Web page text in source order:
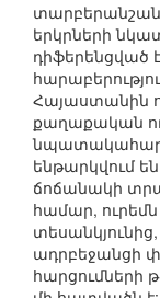
երկրների
դիֆերենցված
Հայաստանին
քաղաքական
ենթարկվում
ճոճանակի
համար,
ադրբեջանցի
հարցումների